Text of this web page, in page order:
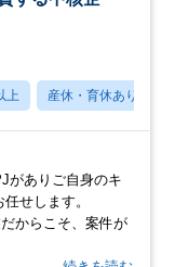
上 産休・育休あり
がありご自身のキ
せします。
からこそ、案件が